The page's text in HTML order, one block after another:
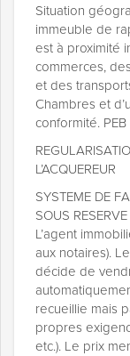
Situation
immeuble de
est à proximité
commerces,
et des
Chambres et
conformité. PEB
L’ACQUEREUR
SYSTEME DE
SOUS
L’agent
aux notaires).
décide de
recueillie mais
propres
etc.). Le prix